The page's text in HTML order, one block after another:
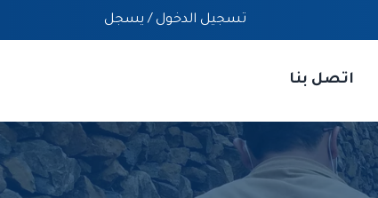
تسجيل الدخول / يسجل
اتصل بنا